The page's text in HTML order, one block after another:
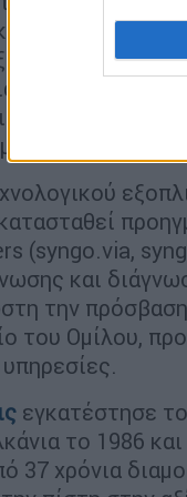
πεδίου ως
της
με το κεφάλι
(syngo.via,
και
την
του Ομίλου,
εγκατέστησε
το 1986
37 χρόνια